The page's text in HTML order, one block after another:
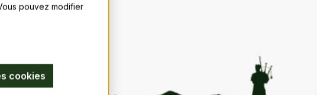
pouvez modifier
cookies